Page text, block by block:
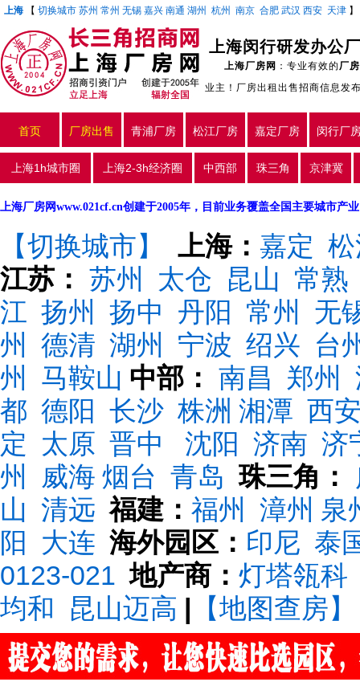
上海 【 切换城市 苏州 常州 无锡 嘉兴 南通 湖州 杭州 南京 合肥 武汉 西安 天津 】
上海厂房网 ：专业有效的厂
业主！厂房出租出售招商信息发
首页 厂房出售 青浦厂房 松江厂房 嘉定厂房 闵行厂
上海1h城市圈 上海2-3h经济圈 中西部 珠三角 京津冀
上海厂房网www.021cf.cn创建于2005年，目前业务覆盖全国主要城市产
【切换城市】 上海： 嘉定
江苏： 苏州 太仓 昆山 常熟
江 扬州 扬中 丹阳 常州
无
州
德清 湖州 宁波 绍兴 台
州
马鞍山 中部： 南昌 郑州
都 德阳 长沙 株洲 湘潭 西
定 太原 晋中 沈阳 济南 济
州
威海 烟台 青岛 珠三角：
山 清远 福建： 福州 漳州 泉
阳
大连 海外园区： 印尼 泰
0123-021 地产商： 灯塔瓴科
均和
昆山迈高 | 【地图查房】